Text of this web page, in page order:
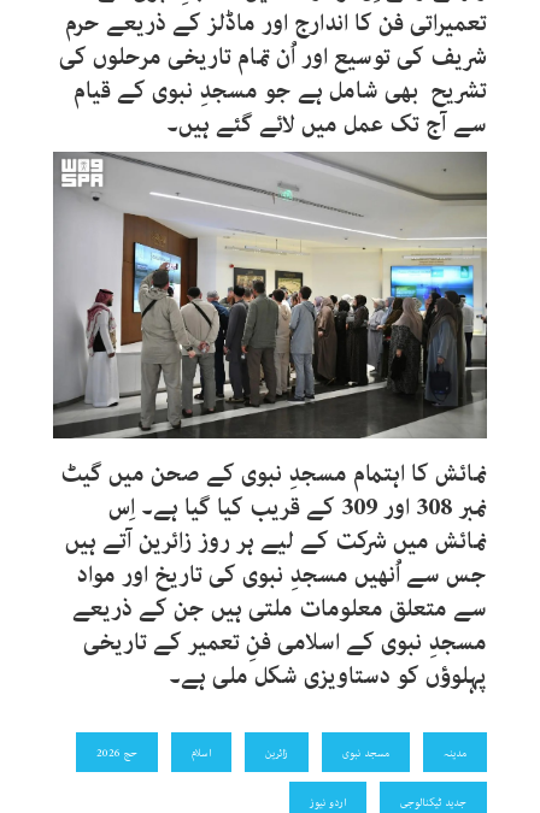
تعمیراتی فن کا اندارج اور ماڈلز کے ذریعے حرم
شریف کی توسیع اور اُن تمام تاریخی مرحلوں کی
تشریح بھی شامل ہے جو مسجدِ نبوی کے قیام
سے آج تک عمل میں لائے گئے ہیں۔
نمائش کا اہتمام مسجدِ نبوی کے صحن میں گیٹ
نمبر 308 اور 309 کے قریب کیا گیا ہے۔ اِس
نمائش میں شرکت کے لیے ہر روز زائرین آتے ہیں
جس سے اُنھیں مسجدِ نبوی کی تاریخ اور مواد
سے متعلق معلومات ملتی ہیں جن کے ذریعے
مسجدِ نبوی کے اسلامی فنِ تعمیر کے تاریخی
پہلوؤں کو دستاویزی شکل ملی ہے۔
مدینہ مسجد نبوی زائرین اسلام حج 2026
جدید ٹیکنالوجی اردو نیوز